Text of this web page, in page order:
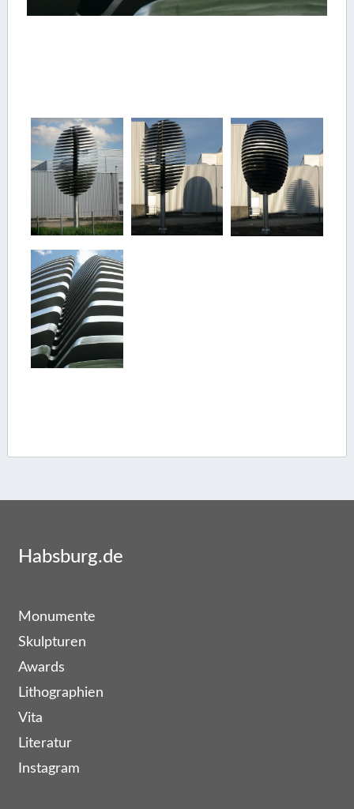
Habsburg.de
Monumente
Skulpturen
Awards
Lithographien
Vita
Literatur
Instagram